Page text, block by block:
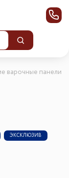
варочные панели
ЭКСКЛЮЗИВ